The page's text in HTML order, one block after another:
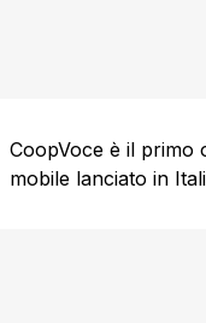
CoopVoce è il primo
mobile lanciato in